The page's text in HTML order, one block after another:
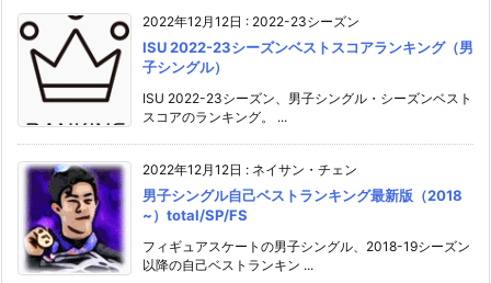
2022年12月12日 : 2022-23シーズン
ISU 2022-23シーズンベストスコアランキング（男
子シングル）
ISU 2022-23シーズン、男子シングル・シーズンベスト
スコアのランキング。 ...
2022年12月12日 : ネイサン・チェン
男子シングル自己ベストランキング最新版（2018
~）total/SP/FS
フィギュアスケートの男子シングル、2018-19シーズン
以降の自己ベストランキン ...